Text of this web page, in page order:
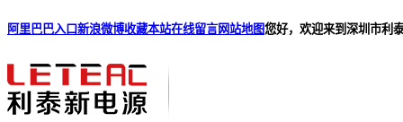
阿里巴巴入口新浪微博收藏本站在线留言网站地图您好，欢迎来到深圳市利